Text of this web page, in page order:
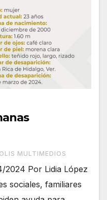
MULTIMEDIOS
2024 Por Lidia López
sociales, familiares